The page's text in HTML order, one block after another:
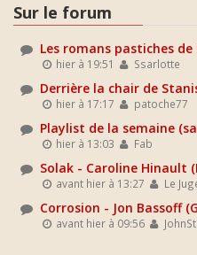
Sur le forum
Les romans pastiches de
hier à 19:51 Ssarlotte
Derrière la chair de
hier à 17:17 patoche77
Playlist de la semaine
hier à 13:03 Fab
Solak - Caroline Hinault
avant hier à 13:27 Le
Corrosion - Jon Bassoff
avant hier à 09:56